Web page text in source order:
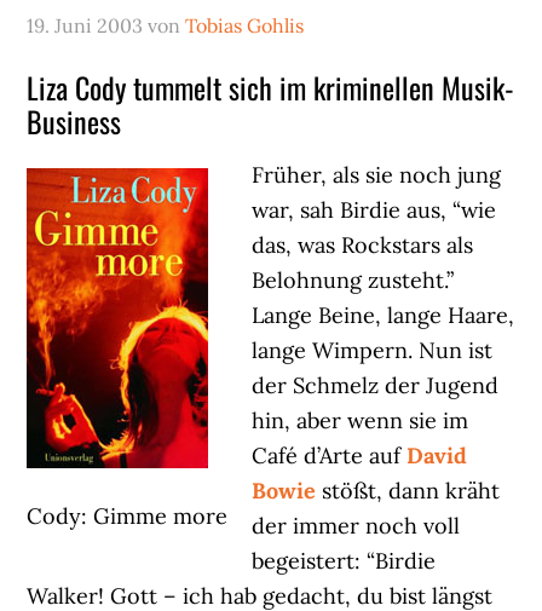
19. Juni 2003 vonTobias Gohlis
Liza Cody tummelt sich im kriminellen Musik-
Business
Cody: Gimme more
Früher, als sie noch jung
war, sah Birdie aus, “wie
das, was Rockstars als
Belohnung zusteht.”
Lange Beine, lange Haare,
lange Wimpern. Nun ist
der Schmelz der Jugend
hin, aber wenn sie im
Café d’Arte auf David
Bowie stößt, dann kräht
der immer noch voll
begeistert: “Birdie
Walker! Gott – ich hab gedacht, du bist längst